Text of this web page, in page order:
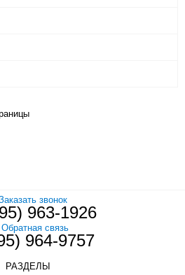
звонок
963-1926
Обратная связь
964-9757
РАЗДЕЛЫ